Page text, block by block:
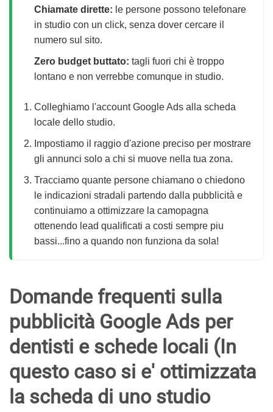
Chiamate dirette: le persone possono telefonare
in studio con un click, senza dover cercare il
numero sul sito.
Zero budget buttato: tagli fuori chi è troppo
lontano e non verrebbe comunque in studio.
Colleghiamo l'account Google Ads alla scheda
locale dello studio.
Impostiamo il raggio d'azione preciso per mostrare
gli annunci solo a chi si muove nella tua zona.
Tracciamo quante persone chiamano o chiedono
le indicazioni stradali partendo dalla pubblicità e
continuiamo a ottimizzare la camopagna
ottenendo lead qualificati a costi sempre piu
bassi...fino a quando non funziona da sola!
Domande frequenti sulla
pubblicità Google Ads per
dentisti e schede locali (In
questo caso si e' ottimizzata
la scheda di uno studio